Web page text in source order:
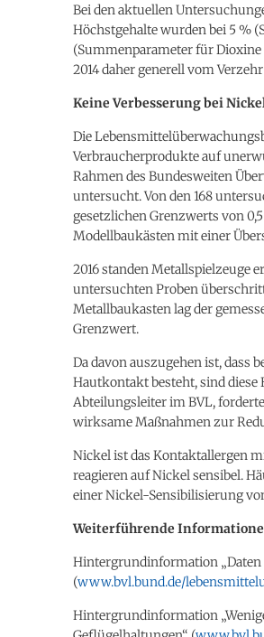
Bei den aktuellen
Höchstgehalte wurden bei 5 %
(Summenparameter für Dioxine
2014 daher generell vom
Keine Verbesserung bei
Die
Verbraucherprodukte auf
Rahmen des Bundesweiten
untersucht. Von den 168
gesetzlichen Grenzwerts von
Modellbaukästen mit einer
2016 standen Metallspielzeuge
untersuchten Proben
Metallbaukasten lag der
Grenzwert.
Da davon auszugehen ist, dass
Hautkontakt besteht, sind diese
Abteilungsleiter im BVL,
wirksame Maßnahmen zur
Nickel ist das Kontaktallergen
reagieren auf Nickel sensibel.
einer Nickel-Sensibilisierung
Weiterführende
Hintergrundinformation „Daten
(www.bvl.bund.de/
Hintergrundinformation